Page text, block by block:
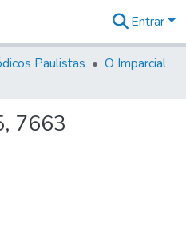
na
Entrar
Paulistas
O Imparcial
7663